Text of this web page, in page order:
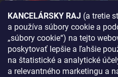
KANCELÁRSKY RAJ (a tretie
a používa súbory cookie a
„súbory cookie“) na tejto
poskytovať lepšie a ľahšie
na štatistické a analytické
a relevantného marketingu a
AKO SA K NÁM DOSTANETE?